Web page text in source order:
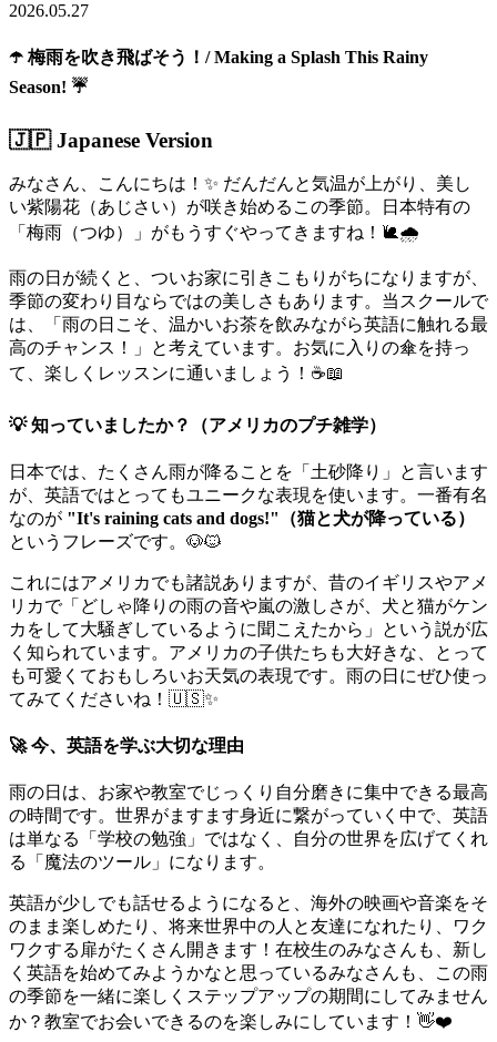
2026.05.27
☂️ 梅雨を吹き飛ばそう！/ Making a Splash This Rainy
Season! ☔
🇯🇵 Japanese Version
みなさん、こんにちは！✨ だんだんと気温が上がり、美し
い紫陽花（あじさい）が咲き始めるこの季節。日本特有の
「梅雨（つゆ）」がもうすぐやってきますね！🐌🌧️
雨の日が続くと、ついお家に引きこもりがちになりますが、
季節の変わり目ならではの美しさもあります。当スクールで
は、「雨の日こそ、温かいお茶を飲みながら英語に触れる最
高のチャンス！」と考えています。お気に入りの傘を持っ
て、楽しくレッスンに通いましょう！☕📖
💡 知っていましたか？（アメリカのプチ雑学）
日本では、たくさん雨が降ることを「土砂降り」と言います
が、英語ではとってもユニークな表現を使います。一番有名
なのが "It's raining cats and dogs!"（猫と犬が降っている）
というフレーズです。🐶🐱
これにはアメリカでも諸説ありますが、昔のイギリスやアメ
リカで「どしゃ降りの雨の音や嵐の激しさが、犬と猫がケン
カをして大騒ぎしているように聞こえたから」という説が広
く知られています。アメリカの子供たちも大好きな、とって
も可愛くておもしろいお天気の表現です。雨の日にぜひ使っ
てみてくださいね！🇺🇸✨
🚀 今、英語を学ぶ大切な理由
雨の日は、お家や教室でじっくり自分磨きに集中できる最高
の時間です。世界がますます身近に繋がっていく中で、英語
は単なる「学校の勉強」ではなく、自分の世界を広げてくれ
る「魔法のツール」になります。
英語が少しでも話せるようになると、海外の映画や音楽をそ
のまま楽しめたり、将来世界中の人と友達になれたり、ワク
ワクする扉がたくさん開きます！在校生のみなさんも、新し
く英語を始めてみようかなと思っているみなさんも、この雨
の季節を一緒に楽しくステップアップの期間にしてみません
か？教室でお会いできるのを楽しみにしています！👋❤️